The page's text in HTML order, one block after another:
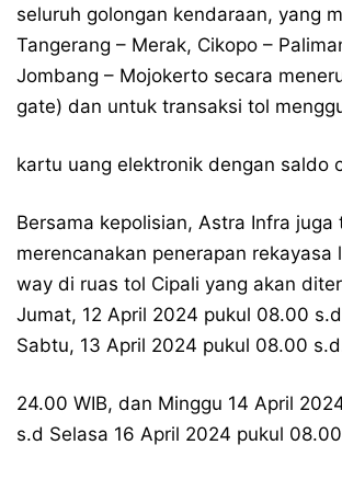
seluruh golongan kendaraan, yang
Tangerang – Merak, Cikopo –
Jombang – Mojokerto secara
gate) dan untuk transaksi tol
kartu uang elektronik dengan saldo
Bersama kepolisian, Astra Infra juga
merencanakan penerapan rekayasa
way di ruas tol Cipali yang akan
Jumat, 12 April 2024 pukul 08.00
Sabtu, 13 April 2024 pukul 08.00
24.00 WIB, dan Minggu 14 April
s.d Selasa 16 April 2024 pukul